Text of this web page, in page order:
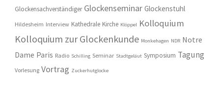
Glockensachverständiger Glockenseminar Glockenstuhl
Hildesheim Interview Kathedrale Kirche Klöppel Kolloquium
Kolloquium zur Glockenkunde Monkehagen NDR Notre
Dame Paris Radio Schilling Seminar Stadtgeläut Symposium Tagung
Vorlesung Vortrag Zuckerhutglocke